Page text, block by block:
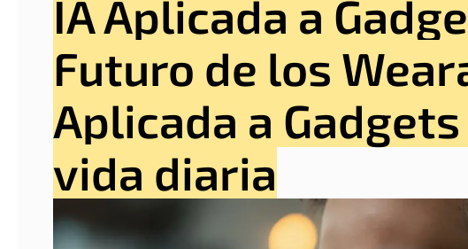
IA Aplicada a
Futuro de los
Aplicada a
vida diaria